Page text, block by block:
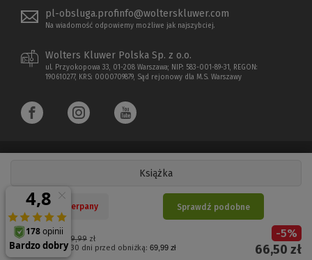
Książka
Cena regularna: 69,99zł
Najniższa cena z 30 dni przed obniżką:69,99 zł
-5%
66,50 zł
Nakład wyczerpany Sprawdź podobne
pl-obsluga.profinfo@wolterskluwer.com
Na wiadomość odpowiemy możliwe jak najszybciej.
Wolters Kluwer Polska Sp. z o.o.
ul. Przyokopowa 33, 01-208 Warszawa; NIP: 583-001-89-31, REGON:
190610277, KRS: 0000709879, Sąd rejonowy dla M.S. Warszawy
Copyright 1997 - 2026 Wolters Kluwer Polska Sp. z o.o.
Płatności elektroniczne
(Nowe
okno)
(Link
do